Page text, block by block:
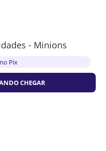
- Minions
Pix
CHEGAR